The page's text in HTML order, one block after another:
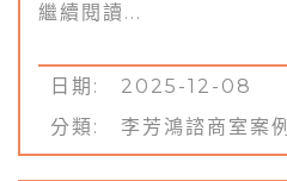
繼續閱讀...
日期: 2025-12-08
分類: 李芳鴻諮商室案例